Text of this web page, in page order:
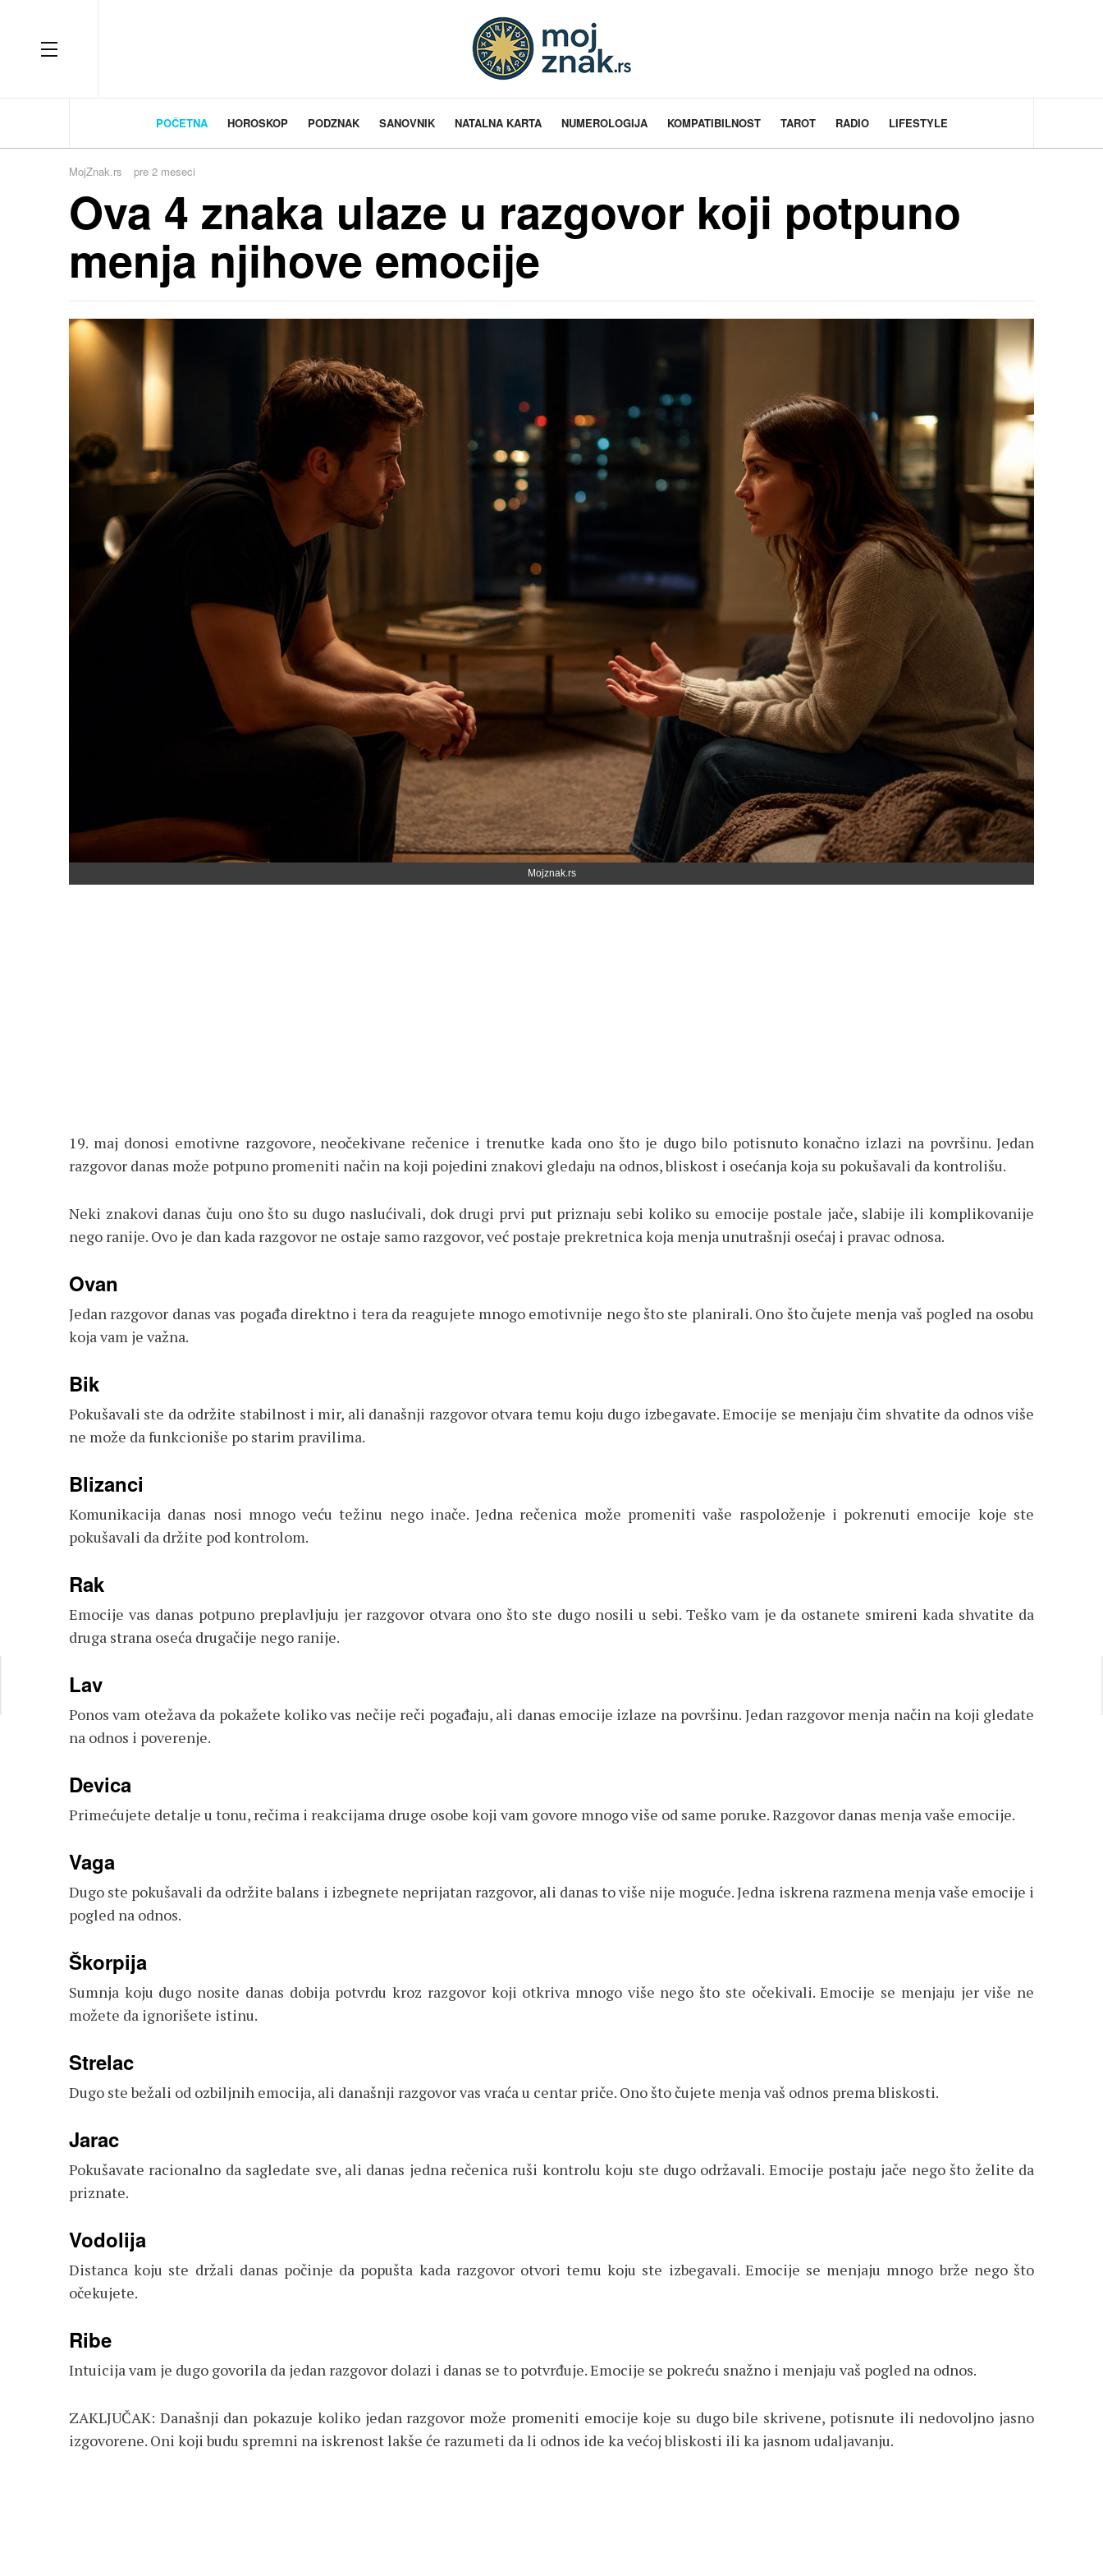
OFF CANVAS
POČETNA HOROSKOP PODZNAK SANOVNIK NATALNA KARTA NUMEROLOGIJA KOMPATIBILNOST TAROT RADIO LIFESTYLE
MojZnak.rs pre 2 meseci
Ova 4 znaka ulaze u razgovor koji potpuno
menja njihove emocije
Mojznak.rs
19. maj donosi emotivne razgovore, neočekivane rečenice i trenutke kada ono što je dugo bilo potisnuto konačno izlazi na površinu. Jedan
razgovor danas može potpuno promeniti način na koji pojedini znakovi gledaju na odnos, bliskost i osećanja koja su pokušavali da kontrolišu.
Neki znakovi danas čuju ono što su dugo naslućivali, dok drugi prvi put priznaju sebi koliko su emocije postale jače, slabije ili komplikovanije
nego ranije. Ovo je dan kada razgovor ne ostaje samo razgovor, već postaje prekretnica koja menja unutrašnji osećaj i pravac odnosa.
Ovan
Jedan razgovor danas vas pogađa direktno i tera da reagujete mnogo emotivnije nego što ste planirali. Ono što čujete menja vaš pogled na osobu
koja vam je važna.
Bik
Pokušavali ste da održite stabilnost i mir, ali današnji razgovor otvara temu koju dugo izbegavate. Emocije se menjaju čim shvatite da odnos više
ne može da funkcioniše po starim pravilima.
Blizanci
Komunikacija danas nosi mnogo veću težinu nego inače. Jedna rečenica može promeniti vaše raspoloženje i pokrenuti emocije koje ste
pokušavali da držite pod kontrolom.
Rak
Emocije vas danas potpuno preplavljuju jer razgovor otvara ono što ste dugo nosili u sebi. Teško vam je da ostanete smireni kada shvatite da
druga strana oseća drugačije nego ranije.
Lav
Ponos vam otežava da pokažete koliko vas nečije reči pogađaju, ali danas emocije izlaze na površinu. Jedan razgovor menja način na koji gledate
na odnos i poverenje.
Devica
Primećujete detalje u tonu, rečima i reakcijama druge osobe koji vam govore mnogo više od same poruke. Razgovor danas menja vaše emocije.
Vaga
Dugo ste pokušavali da održite balans i izbegnete neprijatan razgovor, ali danas to više nije moguće. Jedna iskrena razmena menja vaše emocije i
pogled na odnos.
Škorpija
Sumnja koju dugo nosite danas dobija potvrdu kroz razgovor koji otkriva mnogo više nego što ste očekivali. Emocije se menjaju jer više ne
možete da ignorišete istinu.
Strelac
Dugo ste bežali od ozbiljnih emocija, ali današnji razgovor vas vraća u centar priče. Ono što čujete menja vaš odnos prema bliskosti.
Jarac
Pokušavate racionalno da sagledate sve, ali danas jedna rečenica ruši kontrolu koju ste dugo održavali. Emocije postaju jače nego što želite da
priznate.
Vodolija
Distanca koju ste držali danas počinje da popušta kada razgovor otvori temu koju ste izbegavali. Emocije se menjaju mnogo brže nego što
očekujete.
Ribe
Intuicija vam je dugo govorila da jedan razgovor dolazi i danas se to potvrđuje. Emocije se pokreću snažno i menjaju vaš pogled na odnos.
ZAKLJUČAK: Današnji dan pokazuje koliko jedan razgovor može promeniti emocije koje su dugo bile skrivene, potisnute ili nedovoljno jasno
izgovorene. Oni koji budu spremni na iskrenost lakše će razumeti da li odnos ide ka većoj bliskosti ili ka jasnom udaljavanju.